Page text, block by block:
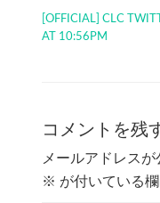
[OFFICIAL] CLC
AT 10:56PM
コメントを残
メールアドレスが
※ が付いている